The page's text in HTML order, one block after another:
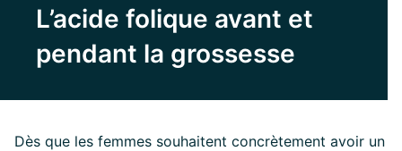
L’acide folique avant et
pendant la grossesse
Dès que les femmes souhaitent concrètement avoir un